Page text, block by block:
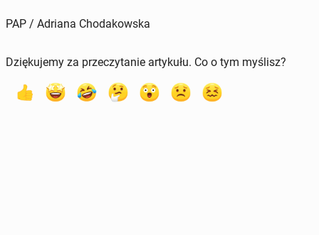
PAP / Adriana Chodakowska
Dziękujemy za przeczytanie artykułu. Co o tym myślisz?